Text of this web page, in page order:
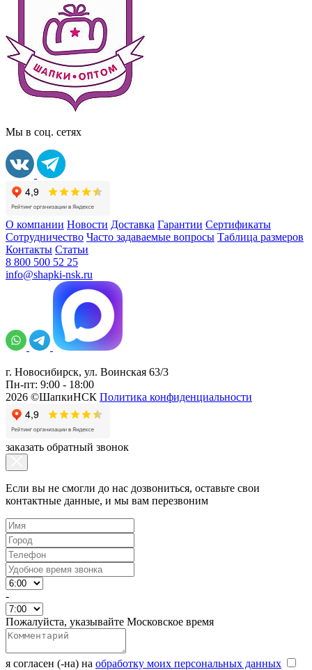
Мы в соц. сетях
О компании Новости Доставка Гарантии Сертификаты
Сотрудничество Часто задаваемые вопросы Таблица размеров
Контакты Статьи
8 800 500 52 25
info@shapki-nsk.ru
г. Новосибирск, ул. Воинская 63/3
Пн-пт: 9:00 - 18:00
2026 ©ШапкиНСК Политика конфиденциальности
заказать обратный звонок
Если вы не смогли до нас дозвониться, оставьте свои
контактные данные, и мы вам перезвоним
-
Пожалуйста, указывайте Московское время
я согласен (-на) на обработку моих персональных данных